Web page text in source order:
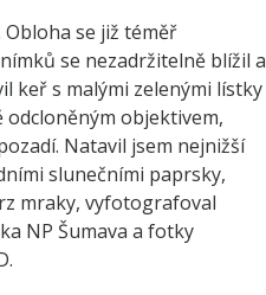
se již téměř
se nezadržitelně blížil a
keř s malými zelenými lístky
odcloněným objektivem,
Natavil jsem nejnižší
slunečními paprsky,
mraky, vyfotografoval
NP Šumava a fotky